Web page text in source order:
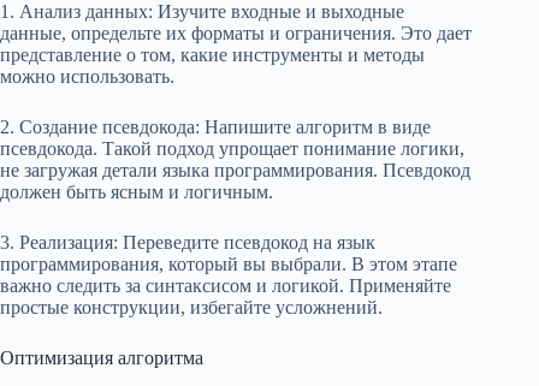
1. Анализ данных: Изучите входные и выходные
данные, определьте их форматы и ограничения. Это дает
представление о том, какие инструменты и методы
можно использовать.
2. Создание псевдокода: Напишите алгоритм в виде
псевдокода. Такой подход упрощает понимание логики,
не загружая детали языка программирования. Псевдокод
должен быть ясным и логичным.
3. Реализация: Переведите псевдокод на язык
программирования, который вы выбрали. В этом этапе
важно следить за синтаксисом и логикой. Применяйте
простые конструкции, избегайте усложнений.
Оптимизация алгоритма